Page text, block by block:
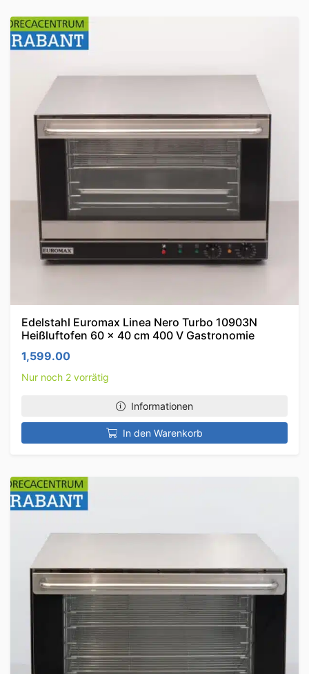
Edelstahl Euromax Linea Nero Turbo 10903N
Heißluftofen 60 x 40 cm 400 V Gastronomie
1,599.00
Nur noch 2 vorrätig
Informationen
In den Warenkorb